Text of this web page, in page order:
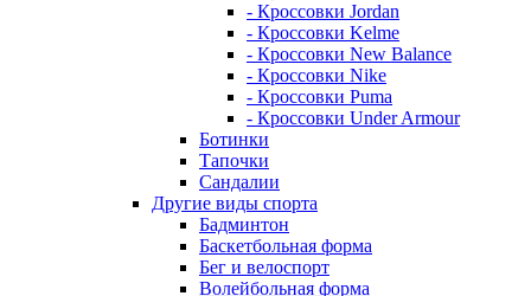
- Кроссовки Jordan
- Кроссовки Kelme
- Кроссовки New Balance
- Кроссовки Nike
- Кроссовки Puma
- Кроссовки Under Armour
Ботинки
Тапочки
Сандалии
Другие виды спорта
Бадминтон
Баскетбольная форма
Бег и велоспорт
Волейбольная форма